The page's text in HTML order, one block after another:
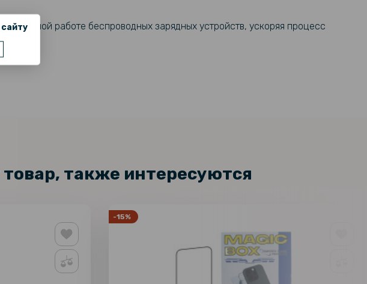
работе беспроводных зарядных устройств, ускоряя процесс
также интересуются
-15%